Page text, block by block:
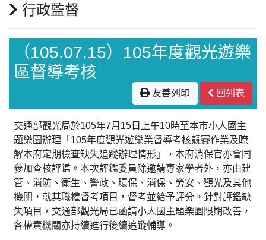
行政監督
（105.07.15）105年度觀光遊樂
區督導考核
友善列印 回列表
交通部觀光局於105年7月15日上午10時至本市小人國主
題樂園辦理「105年度觀光遊樂業督導考核競賽作業及瞭
解本府定期檢查缺失追蹤辦理情形」，本府消保官亦會同
參加查核評鑑。本次評鑑委員除邀請專家學者外，亦由建
管、消防、衛生、警政、環保、消保、勞安、觀光及其他
機關，就其職權督考項目，督考並給予評分。針對評鑑缺
失項目，交通部觀光局已函請小人國主題樂園限期改善，
各權責機關亦持續進行後續追蹤輔導。